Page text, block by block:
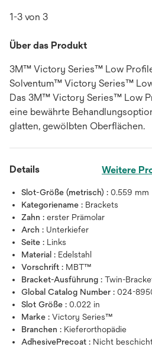
1-3 von 3
Über das Produkt
3M™ Victory Series™ Low
Solventum™ Victory Series™
Das 3M™ Victory Series™ Low
eine bewährte
glatten, gewölbten Oberflächen.
Details Weitere
Slot-Größe (metrisch) : 0.559 mm
Kategoriename : Brackets
Zahn : erster Prämolar
Arch : Unterkiefer
Seite : Links
Material : Edelstahl
Vorschrift : MBT™
Bracket-Ausführung : Twin-
Global Catalog Number : 024-
Slot Größe : 0.022 in
Marke : Victory Series™
Branchen : Kieferorthopädie
AdhesivePrecoat : Nicht